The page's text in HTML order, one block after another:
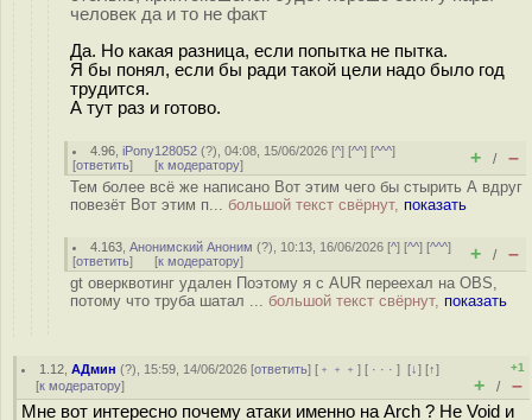
человек да и то не факт
Да. Но какая разница, если попытка не пытка.
Я бы понял, если бы ради такой цели надо было год
трудится.
А тут раз и готово.
4.96 ,iPony128052 (?), 04:08, 15/06/2026 [^] [^^] [^^^]
[ответить] [к модератору] + / –
Тем более всё же написано Вот этим чего бы стырить А вдруг
повезёт Вот этим п... большой текст свёрнут, показать
4.163 ,Анонимский Аноним (?), 10:13, 16/06/2026 [^] [^^] [^^^]
[ответить] [к модератору] + / –
gt оверквотинг удален Поэтому я с AUR переехал на OBS,
потому что труба шатал ... большой текст свёрнут, показать
1.12 ,АДмин (?), 15:59, 14/06/2026 [ответить] [ ﹢﹢﹢] [ · · ·][↓] [↑]
[к модератору]
+1
+ / –
Мне вот интересно почему атаки именно на Arch ? Не Void и